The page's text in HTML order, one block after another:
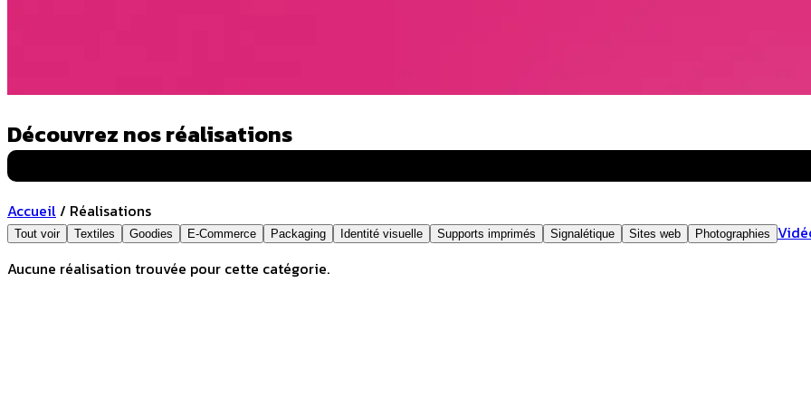
Découvrez nos réalisations
Selltim
Accueil/ Réalisations
Tout voir Textiles Goodies E-Commerce Packaging Identité visuelle Supports imprimés Signalétique Sites web Photographies
Aucune réalisation trouvée pour cette catégorie.